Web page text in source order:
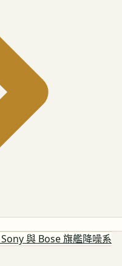
與 Bose 旗艦降噪系